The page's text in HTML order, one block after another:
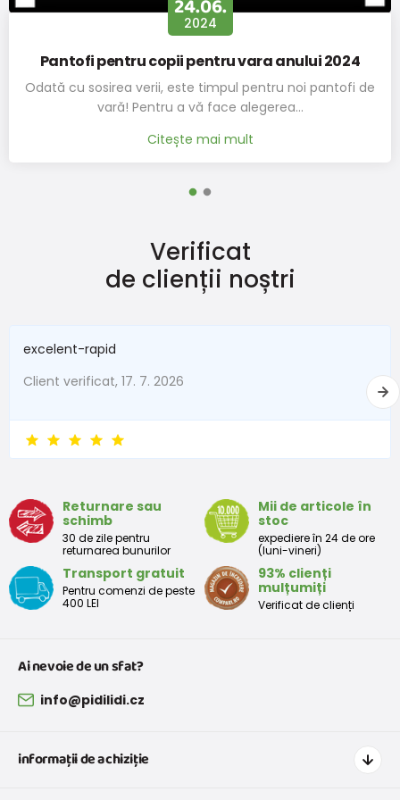
24.06.
2024
Pantofi pentru copii pentru vara anului 2024
Odată cu sosirea verii, este timpul pentru noi pantofi de
vară! Pentru a vă face alegerea…
Citește mai mult
Verificat
de clienții noștri
excelent-rapid
Client verificat, 17. 7. 2026
Returnare sau
schimb
30 de zile pentru
returnarea bunurilor
Mii de articole în
stoc
expediere în 24 de ore
(luni-vineri)
Transport gratuit
Pentru comenzi de peste
400 LEI
93% clienți
mulțumiți
Verificat de clienți
Ai nevoie de un sfat?
info@pidilidi.cz
informații de achiziție